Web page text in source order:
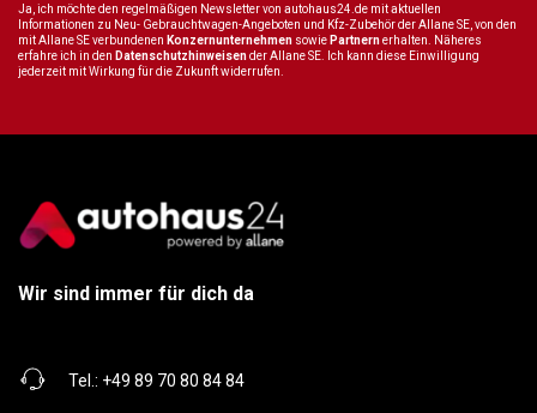
Ja, ich möchte den regelmäßigen Newsletter von autohaus24.de mit aktuellen
Informationen zu Neu- Gebrauchtwagen-Angeboten und Kfz-Zubehör der Allane SE, von den
mit Allane SE verbundenen Konzernunternehmen sowie Partnernerhalten. Näheres
erfahre ich in den Datenschutzhinweisender Allane SE. Ich kann diese Einwilligung
jederzeit mit Wirkung für die Zukunft widerrufen.
Wir sind immer für dich da
Tel.: +49 89 70 80 84 84